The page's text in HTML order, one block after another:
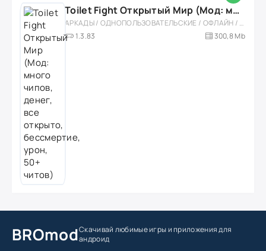
Toilet Fight Открытый Мир (Мод: много чипов, денег, все открыто, бессмертие, урон, 50+ читов)
АРКАДЫ / ОДНОПОЛЬЗОВАТЕЛЬСКИЕ / ОФЛАЙН / МОД / РОЛЕВЫЕ / ШУТЕРЫ / ОТКРЫТЫЙ МИР / ВСТРОЕННЫЙ КЕШ / 3D / ЭКШЕНЫ / ТУАЛЕТНЫЕ ВОЙНЫ / ДЛЯ ДЕТЕЙ
1.3.83
300,8 Mb
BROmodСкачивай любимые игрыи приложения для
андроид